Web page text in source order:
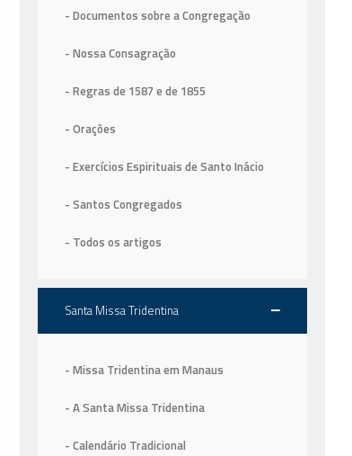
- Documentos sobre a Congregação
- Nossa Consagração
- Regras de 1587 e de 1855
- Orações
- Exercícios Espirituais de Santo Inácio
- Santos Congregados
- Todos os artigos
Santa Missa Tridentina
- Missa Tridentina em Manaus
- A Santa Missa Tridentina
- Calendário Tradicional